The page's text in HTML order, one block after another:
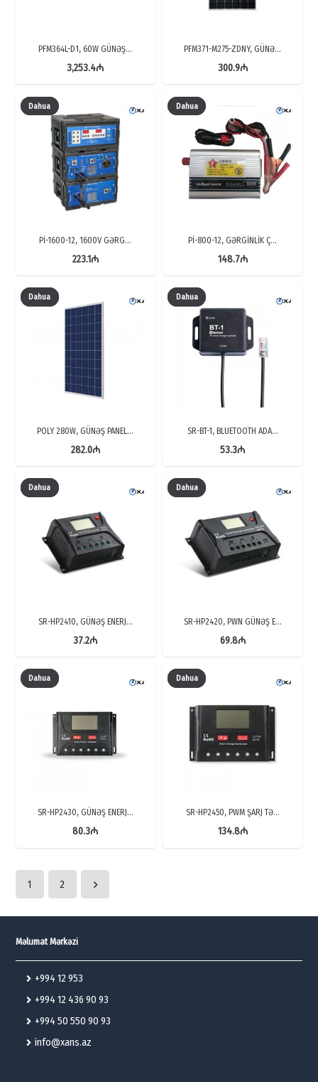
PFM364L-D1, 60W GÜNƏŞ…
3,253.4₼
PFM371-M275-ZDNY, GÜNƏ…
300.9₼
Dahua
Pİ-1600-12, 1600V GƏRG…
223.1₼
Dahua
Pİ-800-12, GƏRGİNLİK Ç…
148.7₼
Dahua
POLY 280W, GÜNƏŞ PANEL…
282.0₼
Dahua
SR-BT-1, BLUETOOTH ADA…
53.3₼
Dahua
SR-HP2410, GÜNƏŞ ENERJ…
37.2₼
Dahua
SR-HP2420, PWN GÜNƏŞ E…
69.8₼
Dahua
SR-HP2430, GÜNƏŞ ENERJ…
80.3₼
Dahua
SR-HP2450, PWM ŞARJ TƏ…
134.8₼
1 2
Məlumat Mərkəzi
+994 12 953
+994 12 436 90 93
+994 50 550 90 93
info@xans.az